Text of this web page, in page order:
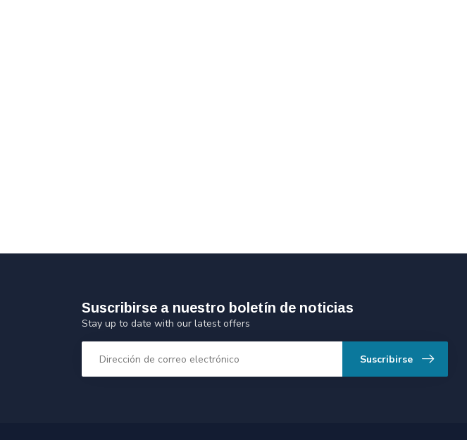
Suscribirse a nuestro boletín de noticias
Stay up to date with our latest offers
Suscribirse